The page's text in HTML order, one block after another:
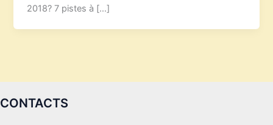
2018? 7 pistes à […]
CONTACTS